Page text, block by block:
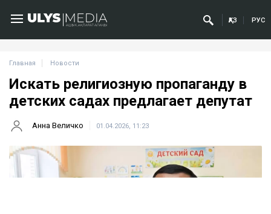
ҚАЗ РУС
Главная Новости
Искать религиозную пропаганду в
детских садах предлагает депутат
Анна Величко 01.04.2026, 11:23